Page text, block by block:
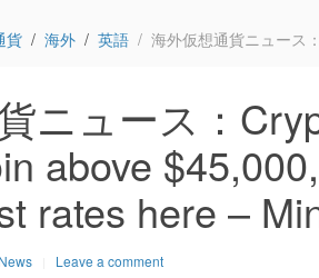
貨 海外 英語 海外仮想通貨ニュース
ニュース：
above
rates here –
News Leave a comment